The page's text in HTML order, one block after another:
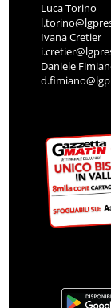
Luca Torino
Ivana Cretier
Daniele